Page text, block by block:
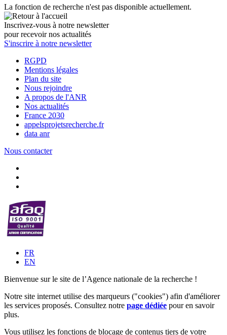
La fonction de recherche n'est pas disponible actuellement.
Inscrivez-vous à notre newsletter
pour recevoir nos actualités
S'inscrire à notre newsletter
RGPD
Mentions légales
Plan du site
Nous rejoindre
A propos de l'ANR
Nos actualités
France 2030
appelsprojetsrecherche.fr
data anr
Nous contacter
FR
EN
Bienvenue sur le site de l’Agence nationale de la recherche !
Notre site internet utilise des marqueurs ("cookies") afin d'améliorer
les services proposés. Consultez notre page dédiée pour en savoir
plus.
Vous utilisez les fonctions de blocage de contenus tiers de votre